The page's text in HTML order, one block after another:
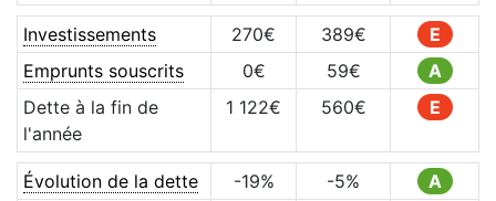
Investissements 270€ 389€
E
Emprunts souscrits
0€ 59€
A
Dette à la fin de
l'année
1 122€ 560€ E
Évolution de la dette -19% -5%
A